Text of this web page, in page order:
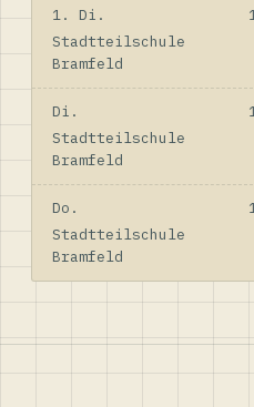
1. Di.
Stadtteilschule
Bramfeld
Di.
Stadtteilschule
Bramfeld
Do.
Stadtteilschule
Bramfeld